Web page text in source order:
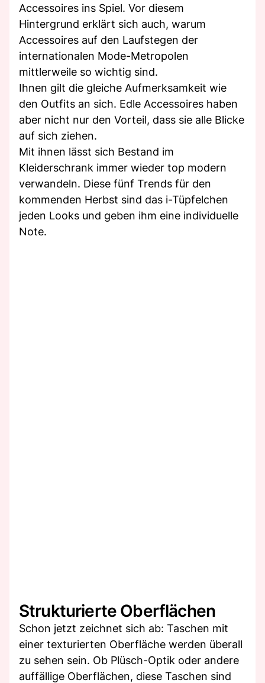
Accessoires ins Spiel. Vor diesem
Hintergrund erklärt sich auch, warum
Accessoires auf den Laufstegen der
internationalen Mode-Metropolen
mittlerweile so wichtig sind.
Ihnen gilt die gleiche Aufmerksamkeit wie
den Outfits an sich. Edle Accessoires haben
aber nicht nur den Vorteil, dass sie alle Blicke
auf sich ziehen.
Mit ihnen lässt sich Bestand im
Kleiderschrank immer wieder top modern
verwandeln. Diese fünf Trends für den
kommenden Herbst sind das i-Tüpfelchen
jeden Looks und geben ihm eine individuelle
Note.
Strukturierte Oberflächen
Schon jetzt zeichnet sich ab: Taschen mit
einer texturierten Oberfläche werden überall
zu sehen sein. Ob Plüsch-Optik oder andere
auffällige Oberflächen, diese Taschen sind